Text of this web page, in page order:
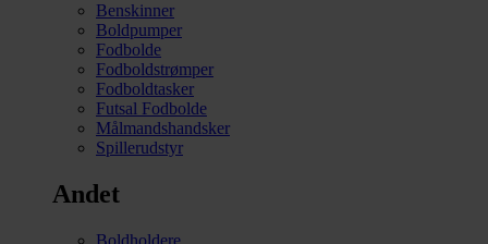
Benskinner
Boldpumper
Fodbolde
Fodboldstrømper
Fodboldtasker
Futsal Fodbolde
Målmandshandsker
Spillerudstyr
Andet
Boldholdere